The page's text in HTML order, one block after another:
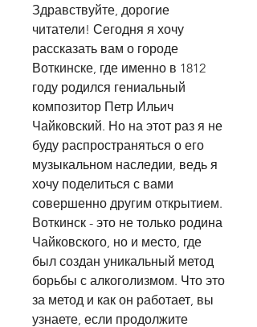
Здравствуйте, дорогие
читатели! Сегодня я хочу
рассказать вам о городе
Воткинске, где именно в 1812
году родился гениальный
композитор Петр Ильич
Чайковский. Но на этот раз я не
буду распространяться о его
музыкальном наследии, ведь я
хочу поделиться с вами
совершенно другим открытием.
Воткинск - это не только родина
Чайковского, но и место, где
был создан уникальный метод
борьбы с алкоголизмом. Что это
за метод и как он работает, вы
узнаете, если продолжите